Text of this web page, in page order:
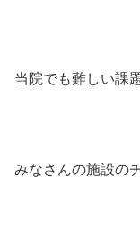
当院でも難しい課
みなさんの施設の